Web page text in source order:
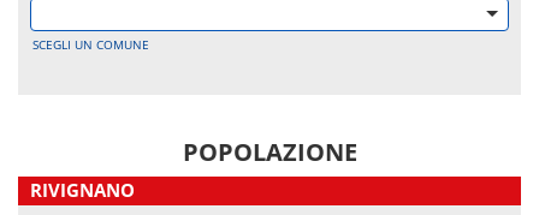
SCEGLI UN COMUNE
POPOLAZIONE
RIVIGNANO